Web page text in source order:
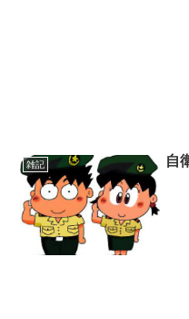
雑記 自